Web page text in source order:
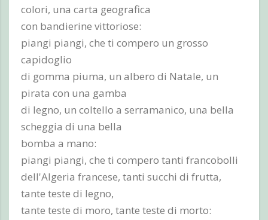
colori, una carta geografica
con bandierine vittoriose:
piangi piangi, che ti compero un grosso
capidoglio
di gomma piuma, un albero di Natale, un
pirata con una gamba
di legno, un coltello a serramanico, una bella
scheggia di una bella
bomba a mano:
piangi piangi, che ti compero tanti francobolli
dell'Algeria francese, tanti succhi di frutta,
tante teste di legno,
tante teste di moro, tante teste di morto: